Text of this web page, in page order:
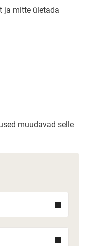
ja mitte ületada
muudavad selle